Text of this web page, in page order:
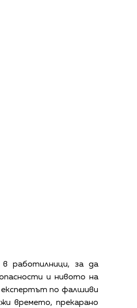
в работилници, за да
и нивото на
експертът по фалшиви
времето, прекарано